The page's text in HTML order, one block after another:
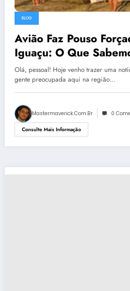
BLOG
Avião Faz Pouso
Iguaçu: O Que
Olá, pessoal! Hoje venho trazer uma
gente preocupada aqui na região…
Mastermaverick.com.br 0
Consulte Mais Informação